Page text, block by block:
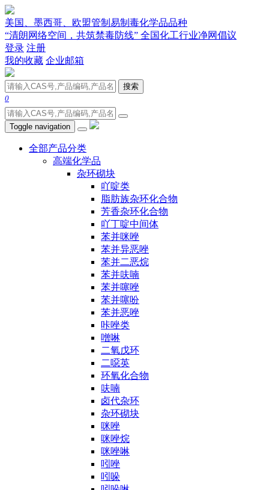
美国、墨西哥、欧盟管制易制毒化学品品种
“清朗网络空间，共筑禁毒防线” 全国化工行业净网倡议
登录 注册
我的收藏 企业邮箱
搜索
0
Toggle navigation
全部产品分类
高端化学品
杂环砌块
吖啶类
脂肪族杂环化合物
芳香杂环化合物
吖丁啶中间体
苯并咪唑
苯并异恶唑
苯并二恶烷
苯并呋喃
苯并噻唑
苯并噻吩
苯并恶唑
咔唑类
噌啉
二氧戊环
二噁英
环氧化合物
呋喃
卤代杂环
杂环砌块
咪唑
咪唑烷
咪唑啉
吲唑
吲哚